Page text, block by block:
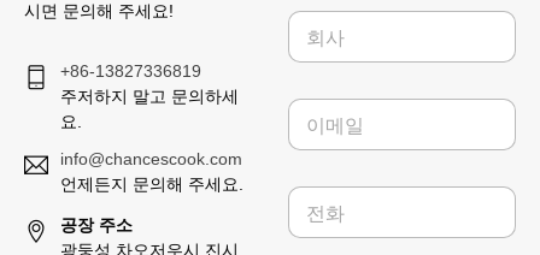
시면 문의해 주세요!
+86-13827336819
주저하지 말고 문의하세
요.
info@chancescook.com
언제든지 문의해 주세요.
공장 주소
광둥성 차오저우시 진시
회
이
일
전